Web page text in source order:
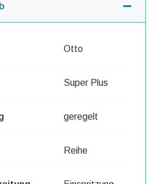
Otto
Super Plus
geregelt
Reihe